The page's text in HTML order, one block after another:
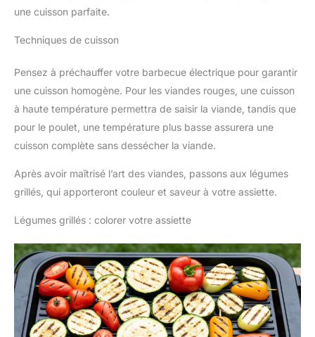
une cuisson parfaite.
Techniques de cuisson
Pensez à préchauffer votre barbecue électrique pour garantir
une cuisson homogène. Pour les viandes rouges, une cuisson
à haute température permettra de saisir la viande, tandis que
pour le poulet, une température plus basse assurera une
cuisson complète sans dessécher la viande.
Après avoir maîtrisé l’art des viandes, passons aux légumes
grillés, qui apporteront couleur et saveur à votre assiette.
Légumes grillés : colorer votre assiette